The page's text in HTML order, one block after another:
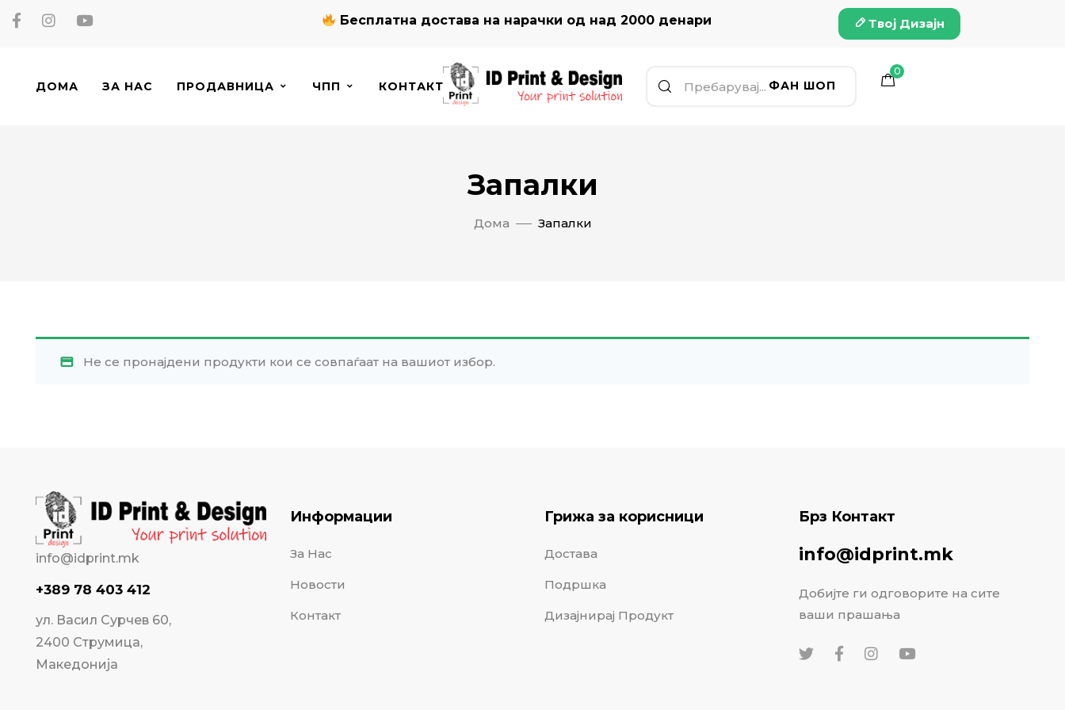
Бесплатна достава на нарачки од над 2000 денари Твој Дизајн
ДОМА ЗА НАС ПРОДАВНИЦА ЧПП КОНТАКТ ФАН ШОП
0
Запалки
Дома Запалки
Не се пронајдени продукти кои се совпаѓаат на вашиот избор.
info@idprint.mk
+389 78 403 412
ул. Васил Сурчев 60,
2400 Струмица,
Македонија
Информации
За Нас
Новости
Контакт
Грижа за корисници
Достава
Подршка
Дизајнирај Продукт
Брз Контакт
info@idprint.mk
Добијте ги одговорите на сите
ваши прашања